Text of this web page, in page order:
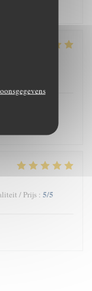
! La qualité au
/ Prijs : 5/5